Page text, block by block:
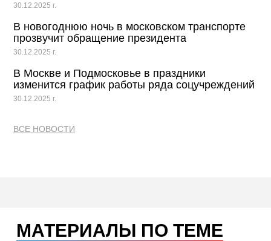
30.12.2025 г.
В новогоднюю ночь в московском транспорте
прозвучит обращение президента
30.12.2025 г.
В Москве и Подмосковье в праздники
изменится график работы ряда соцучреждений
30.12.2025 г.
ВСЕ НОВОСТИ
МАТЕРИАЛЫ ПО ТЕМЕ